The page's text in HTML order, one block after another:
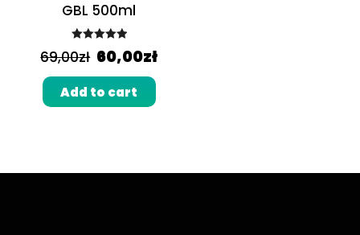
GBL 500ml
Rated5.00
69,00zł 60,00zł
Add to cart